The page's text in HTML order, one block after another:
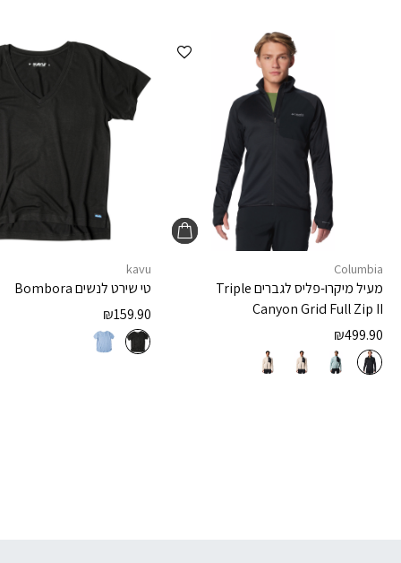
הוספה למועדפים
Columbia
מעיל מיקרו-פליס לגבריםTriple
Canyon Grid Full Zip II
₪499.90
kavu
טי שירט לנשיםBombora
₪159.90